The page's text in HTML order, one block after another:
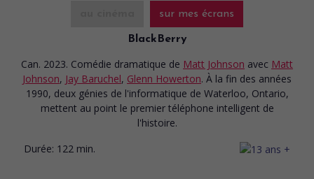
sur mes écrans
BlackBerry
Can. 2023. Comédie dramatique de Matt Johnson avec Matt
Johnson, Jay Baruchel, Glenn Howerton. À la fin des années
1990, deux génies de l'informatique de Waterloo, Ontario,
mettent au point le premier téléphone intelligent de
l'histoire.
Durée: 122 min.